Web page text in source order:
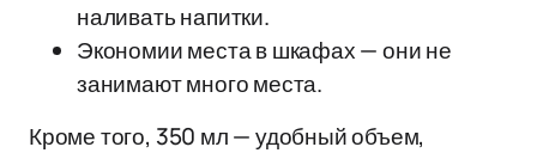
наливать напитки.
Экономии места в шкафах — они не
занимают много места.
Кроме того, 350 мл — удобный объем,